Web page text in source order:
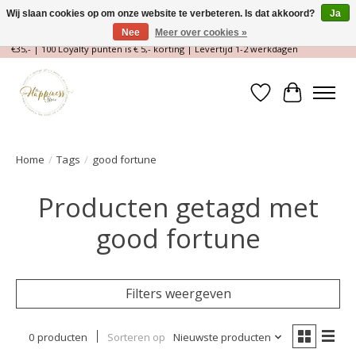
Magische Conceptstore, Edelstenen & Spirituele winkel | Gratis verzending >
€35,- | 100 Loyalty punten is € 5,- korting | Levertijd 1-2 werkdagen
Verlanglijst
Home / Tags / good fortune
Producten getagd met
good fortune
Filters weergeven
0 producten Sorteren op Nieuwste producten
Wij slaan cookies op om onze website te verbeteren. Is dat akkoord?
Ja
Nee
Meer over cookies »